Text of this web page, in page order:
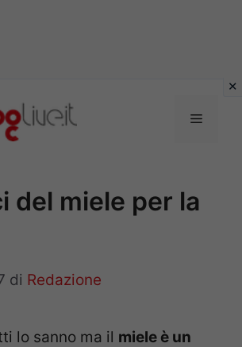
Menu
del miele per la
di Redazione
lo sanno ma il miele è un